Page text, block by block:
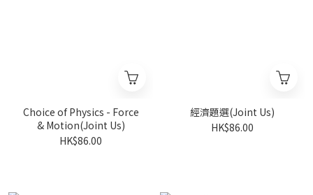
Choice of Physics - Force
& Motion(Joint Us)
HK$86.00
經濟題選(Joint Us)
HK$86.00